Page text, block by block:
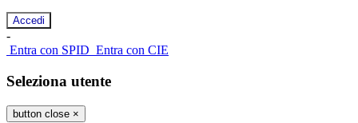
-
Entra con SPID Entra con CIE
Seleziona utente
button close ×